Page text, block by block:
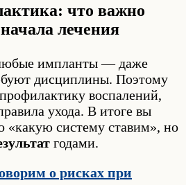
что важно
лечения
импланты — даже
дисциплины. Поэтому
воспалений,
ухода. В итоге вы
«какую систему ставим», но
годами.
о рисках при